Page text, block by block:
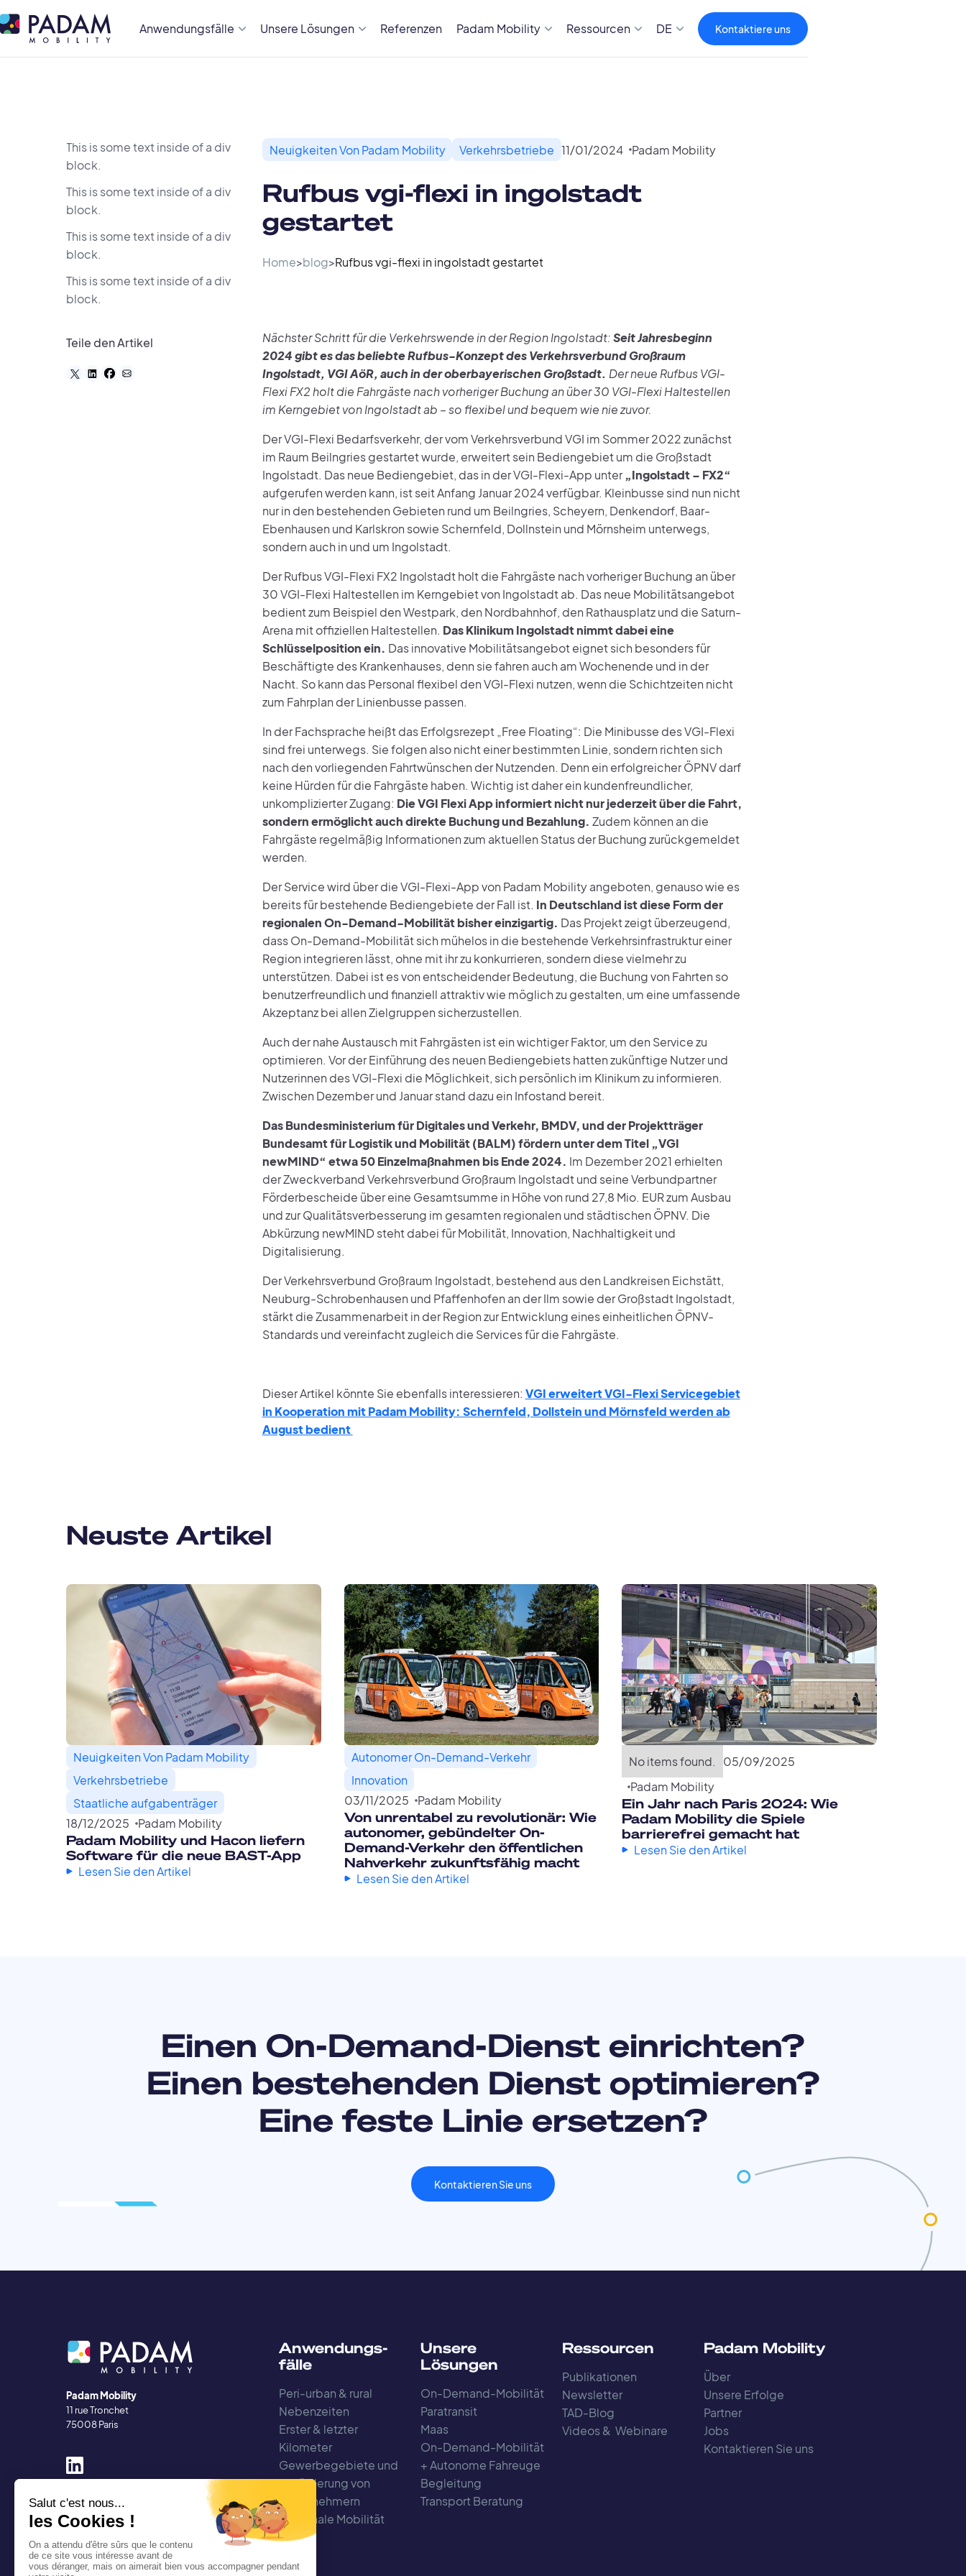
Anwendungsfälle Unsere Lösungen Referenzen Padam Mobility Ressourcen DE Kontaktiere uns
This is some text inside of a div
block.
This is some text inside of a div
block.
This is some text inside of a div
block.
This is some text inside of a div
block.
Teile den Artikel
Home>blog>Rufbus vgi-flexi in ingolstadt gestartet
Rufbus vgi-flexi in ingolstadt
gestartet
Neuigkeiten Von Padam Mobility Verkehrsbetriebe 11/01/2024 Padam Mobility
Nächster Schritt für die Verkehrswende in der Region Ingolstadt:Seit Jahresbeginn
2024 gibt es das beliebte Rufbus-Konzept des Verkehrsverbund Großraum
Ingolstadt, VGI AöR, auch in der oberbayerischen Großstadt. Der neue Rufbus VGI-
Flexi FX2 holt die Fahrgäste nach vorheriger Buchung an über 30 VGI-Flexi Haltestellen
im Kerngebiet von Ingolstadt ab – so flexibel und bequem wie nie zuvor.
Der VGI-Flexi Bedarfsverkehr, der vom Verkehrsverbund VGI im Sommer 2022 zunächst
im Raum Beilngries gestartet wurde, erweitert sein Bediengebiet um die Großstadt
Ingolstadt. Das neue Bediengebiet, das in der VGI-Flexi-App unter„Ingolstadt – FX2“
aufgerufen werden kann, ist seit Anfang Januar 2024 verfügbar. Kleinbusse sind nun nicht
nur in den bestehenden Gebieten rund um Beilngries, Scheyern, Denkendorf, Baar-
Ebenhausen und Karlskron sowie Schernfeld, Dollnstein und Mörnsheim unterwegs,
sondern auch in und um Ingolstadt.
Der Rufbus VGI-Flexi FX2 Ingolstadt holt die Fahrgäste nach vorheriger Buchung an über
30 VGI-Flexi Haltestellen im Kerngebiet von Ingolstadt ab. Das neue Mobilitätsangebot
bedient zum Beispiel den Westpark, den Nordbahnhof, den Rathausplatz und die Saturn-
Arena mit offiziellen Haltestellen. Das Klinikum Ingolstadt nimmt dabei eine
Schlüsselposition ein. Das innovative Mobilitätsangebot eignet sich besonders für
Beschäftigte des Krankenhauses, denn sie fahren auch am Wochenende und in der
Nacht. So kann das Personal flexibel den VGI-Flexi nutzen, wenn die Schichtzeiten nicht
zum Fahrplan der Linienbusse passen.
In der Fachsprache heißt das Erfolgsrezept „Free Floating“: Die Minibusse des VGI-Flexi
sind frei unterwegs. Sie folgen also nicht einer bestimmten Linie, sondern richten sich
nach den vorliegenden Fahrtwünschen der Nutzenden. Denn ein erfolgreicher ÖPNV darf
keine Hürden für die Fahrgäste haben. Wichtig ist daher ein kundenfreundlicher,
unkomplizierter Zugang: Die VGI Flexi App informiert nicht nur jederzeit über die Fahrt,
sondern ermöglicht auch direkte Buchung und Bezahlung. Zudem können an die
Fahrgäste regelmäßig Informationen zum aktuellen Status der Buchung zurückgemeldet
werden.
Der Service wird über die VGI-Flexi-App von Padam Mobility angeboten, genauso wie es
bereits für bestehende Bediengebiete der Fall ist. In Deutschland ist diese Form der
regionalen On-Demand-Mobilität bisher einzigartig. Das Projekt zeigt überzeugend,
dass On-Demand-Mobilität sich mühelos in die bestehende Verkehrsinfrastruktur einer
Region integrieren lässt, ohne mit ihr zu konkurrieren, sondern diese vielmehr zu
unterstützen. Dabei ist es von entscheidender Bedeutung, die Buchung von Fahrten so
benutzerfreundlich und finanziell attraktiv wie möglich zu gestalten, um eine umfassende
Akzeptanz bei allen Zielgruppen sicherzustellen.
Auch der nahe Austausch mit Fahrgästen ist ein wichtiger Faktor, um den Service zu
optimieren. Vor der Einführung des neuen Bediengebiets hatten zukünftige Nutzer und
Nutzerinnen des VGI-Flexi die Möglichkeit, sich persönlich im Klinikum zu informieren.
Zwischen Dezember und Januar stand dazu ein Infostand bereit.
Das Bundesministerium für Digitales und Verkehr, BMDV, und der Projektträger
Bundesamt für Logistik und Mobilität (BALM) fördern unter dem Titel „VGI
newMIND“ etwa 50 Einzelmaßnahmen bis Ende 2024. Im Dezember 2021 erhielten
der Zweckverband Verkehrsverbund Großraum Ingolstadt und seine Verbundpartner
Förderbescheide über eine Gesamtsumme in Höhe von rund 27,8 Mio. EUR zum Ausbau
und zur Qualitätsverbesserung im gesamten regionalen und städtischen ÖPNV. Die
Abkürzung newMIND steht dabei für Mobilität, Innovation, Nachhaltigkeit und
Digitalisierung.
Der Verkehrsverbund Großraum Ingolstadt, bestehend aus den Landkreisen Eichstätt,
Neuburg-Schrobenhausen und Pfaffenhofen an der Ilm sowie der Großstadt Ingolstadt,
stärkt die Zusammenarbeit in der Region zur Entwicklung eines einheitlichen ÖPNV-
Standards und vereinfacht zugleich die Services für die Fahrgäste.
Dieser Artikel könnte Sie ebenfalls interessieren: VGI erweitert VGI-Flexi Servicegebiet
in Kooperation mit Padam Mobility: Schernfeld, Dollstein und Mörnsfeld werden ab
August bedient
Neuste Artikel
Neuigkeiten Von Padam Mobility
Verkehrsbetriebe
Staatliche aufgabenträger
18/12/2025 Padam Mobility
Padam Mobility und Hacon liefern
Software für die neue BAST-App
Lesen Sie den Artikel
Autonomer On-Demand-Verkehr
Innovation
03/11/2025 Padam Mobility
Von unrentabel zu revolutionär: Wie
autonomer, gebündelter On-
Demand-Verkehr den öffentlichen
Nahverkehr zukunftsfähig macht
Lesen Sie den Artikel
No items found. 05/09/2025
Padam Mobility
Ein Jahr nach Paris 2024: Wie
Padam Mobility die Spiele
barrierefrei gemacht hat
Lesen Sie den Artikel
Einen On-Demand-Dienst einrichten?
Einen bestehenden Dienst optimieren?
Eine feste Linie ersetzen?
Kontaktieren Sie uns
Padam Mobility
11 rue Tronchet
75008 Paris
Anwendungs-
fälle
Peri-urban & rural
Nebenzeiten
Erster & letzter
Kilometer
Gewerbegebiete und
beförderung von
Arbeitnehmern
Regionale Mobilität
Unsere
Lösungen
On-Demand-Mobilität
Paratransit
Maas
On-Demand-Mobilität
+ Autonome Fahreuge
Begleitung
Transport Beratung
Ressourcen
Publikationen
Newsletter
TAD-Blog
Videos & Webinare
Padam Mobility
Über
Unsere Erfolge
Partner
Jobs
Kontaktieren Sie uns